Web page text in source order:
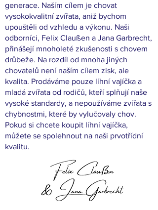
generace. Naším cílem je chovat
vysokokvalitní zvířata, aniž bychom
upouštěli od vzhledu a výkonu. Naši
odborníci, Felix Claußen a Jana Garbrecht,
přinášejí mnoholeté zkušenosti s chovem
drůbeže. Na rozdíl od mnoha jiných
chovatelů není naším cílem zisk, ale
kvalita. Prodáváme pouze líhní vajíčka a
mladá zvířata od rodičů, kteří splňují naše
vysoké standardy, a nepoužíváme zvířata s
chybnostmi, které by vylučovaly chov.
Pokud si chcete koupit líhní vajíčka,
můžete se spolehnout na naši prvotřídní
kvalitu.